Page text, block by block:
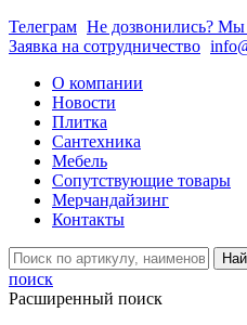
Телеграм Не дозвонились? Мы
Заявка на сотрудничество
О компании
Новости
Плитка
Сантехника
Мебель
Сопутствующие товары
Мерчандайзинг
Контакты
поиск
Расширенный поиск